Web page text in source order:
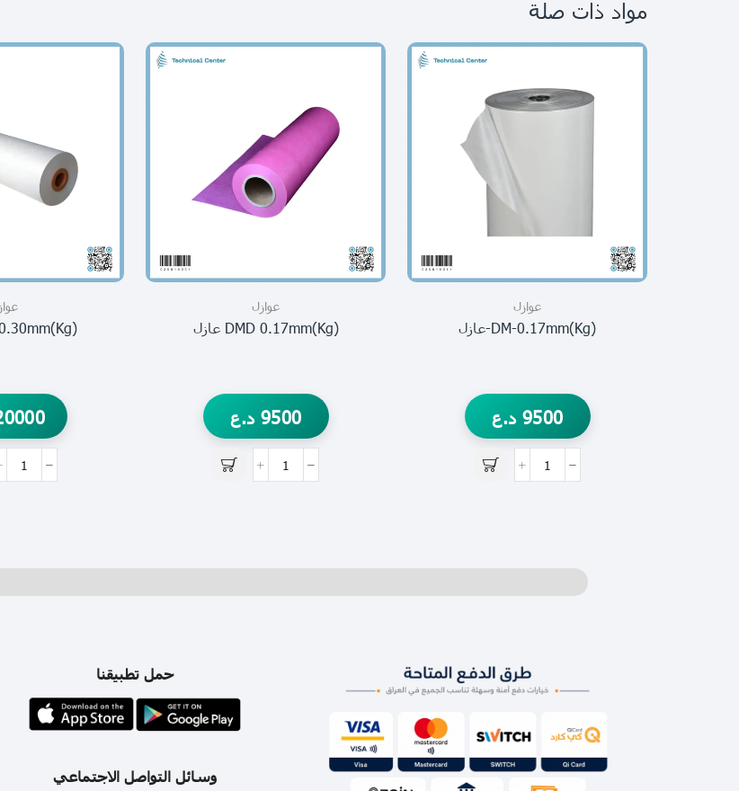
مواد ذات صلة
عوازل
(kg)DM-0.17mm-عازل
9500 د.ع
عوازل
(kg)DMD 0.17mm عازل
9500 د.ع
(kg)NMN 0.30mm عازل
حمل تطبيقنا
وسائل التواصل الاجتماعي